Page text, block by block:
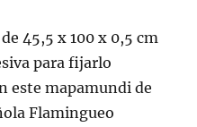
45,5 x 100 x 0,5 cm
para fijarlo
este mapamundi de
Flamingueo